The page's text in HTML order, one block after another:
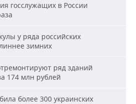
госслужащих в России
у ряда российских
зимних
ряд зданий
174 млн рублей
более 300 украинских